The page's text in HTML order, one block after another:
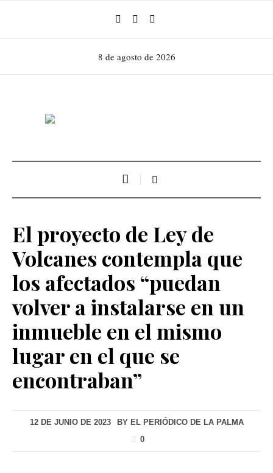
8 de agosto de 2026
El proyecto de Ley de
Volcanes contempla que
los afectados “puedan
volver a instalarse en un
inmueble en el mismo
lugar en el que se
encontraban”
12 DE JUNIO DE 2023 BY EL PERIÓDICO DE LA PALMA
0